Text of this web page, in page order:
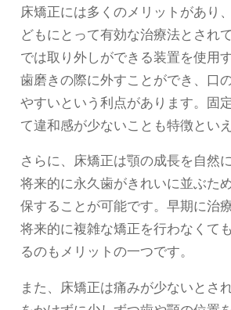
床矯正には多くのメリットがあり
どもにとって有効な治療法とされ
では取り外しができる装置を使用
歯磨きの際に外すことができ、口
やすいという利点があります。固
て違和感が少ないことも特徴とい
さらに、床矯正は顎の成長を自然
将来的に永久歯がきれいに並ぶた
保することが可能です。早期に治
将来的に複雑な矯正を行わなくて
るのもメリットの一つです。
また、床矯正は痛みが少ないとさ